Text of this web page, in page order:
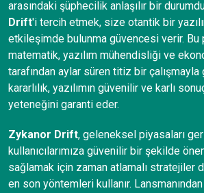
arasındaki şüphecilik anlaşılır bir
Drift'i tercih etmek, size otantik bir
etkileşimde bulunma güvencesi verir. Bu
matematik, yazılım mühendisliği ve
tarafından aylar süren titiz bir
kararlılık, yazılımın güvenilir ve karlı
yeteneğini garanti eder.
Zykanor Drift, geleneksel piyasaları
kullanıcılarımıza güvenilir bir şekilde
sağlamak için zaman atlamalı stratejiler
en son yöntemleri kullanır.